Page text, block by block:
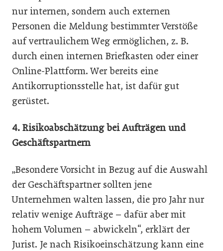
nur internen, sondern auch externen
Personen die Meldung bestimmter Verstöße
auf vertraulichem Weg ermöglichen, z. B.
durch einen internen Briefkasten oder einer
Online-Plattform. Wer bereits eine
Antikorruptionsstelle hat, ist dafür gut
gerüstet.
4. Risikoabschätzung bei Aufträgen und
Geschäftspartnern
„Besondere Vorsicht in Bezug auf die Auswahl
der Geschäftspartner sollten jene
Unternehmen walten lassen, die pro Jahr nur
relativ wenige Aufträge – dafür aber mit
hohem Volumen – abwickeln“, erklärt der
Jurist. Je nach Risikoeinschätzung kann eine